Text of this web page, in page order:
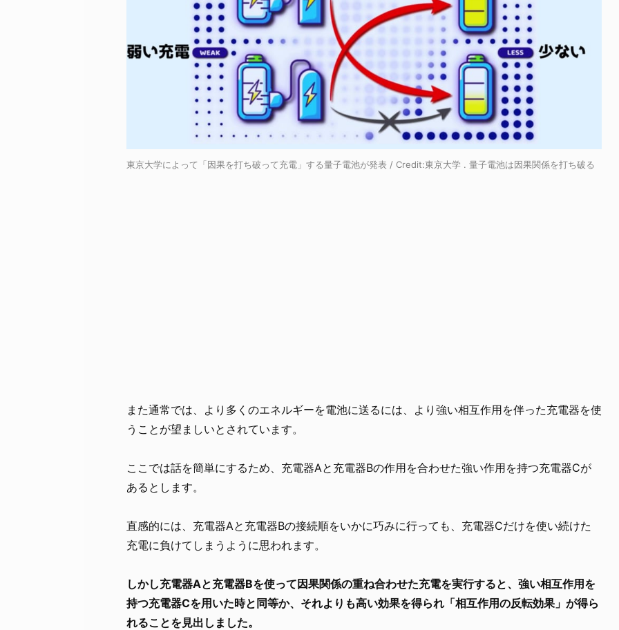
東京大学によって「因果を打ち破って充電」する量子電池が発表 / Credit:東京大学 . 量子電池は因果関係を打ち破る
また通常では、より多くのエネルギーを電池に送るには、より強い相互作用を伴った充電器を使
うことが望ましいとされています。
ここでは話を簡単にするため、充電器Aと充電器Bの作用を合わせた強い作用を持つ充電器Cが
あるとします。
直感的には、充電器Aと充電器Bの接続順をいかに巧みに行っても、充電器Cだけを使い続けた
充電に負けてしまうように思われます。
しかし充電器Aと充電器Bを使って因果関係の重ね合わせた充電を実行すると、強い相互作用を
持つ充電器Cを用いた時と同等か、それよりも高い効果を得られ「相互作用の反転効果」が得ら
れることを見出しました。